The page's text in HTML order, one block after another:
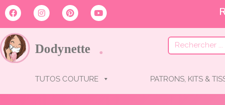
TUTOS COUTURE PATRONS, KITS &